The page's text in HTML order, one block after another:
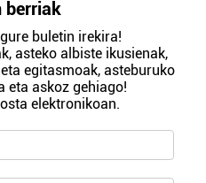
berriak
buletin irekira!
asteko albiste ikusienak,
egitasmoak, asteburuko
eta askoz gehiago!
elektronikoan.